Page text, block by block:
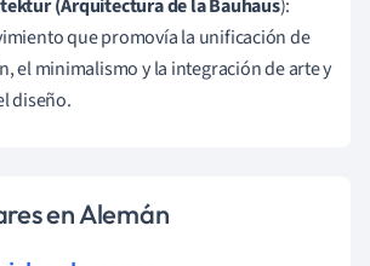
(Arquitectura de la Bauhaus):
que promovía la unificación de
el minimalismo y la integración de arte y
diseño.
en Alemán